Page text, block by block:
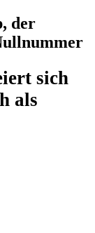
der
sich
als